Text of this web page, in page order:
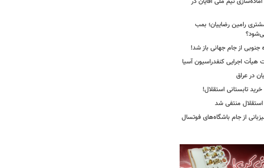
رامین رضاییان؛ بمب
از جام جهانی باز شد!
اجرایی کنفدراسیون آسیا
در عراق
تابستانی استقلال!
منتفی شد
از جام باشگاه‌های فوتسال